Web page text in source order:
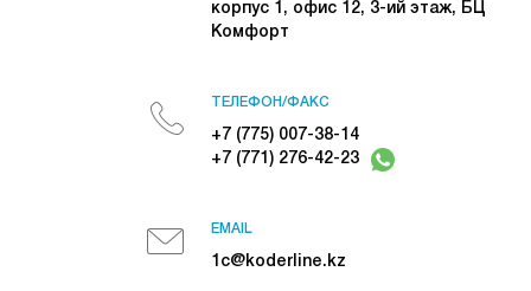
корпус 1, офис 12, 3-ий этаж, БЦ
Комфорт
ТЕЛЕФОН/ФАКС
+7 (775) 007-38-14
+7 (771) 276-42-23
EMAIL
1c@koderline.kz